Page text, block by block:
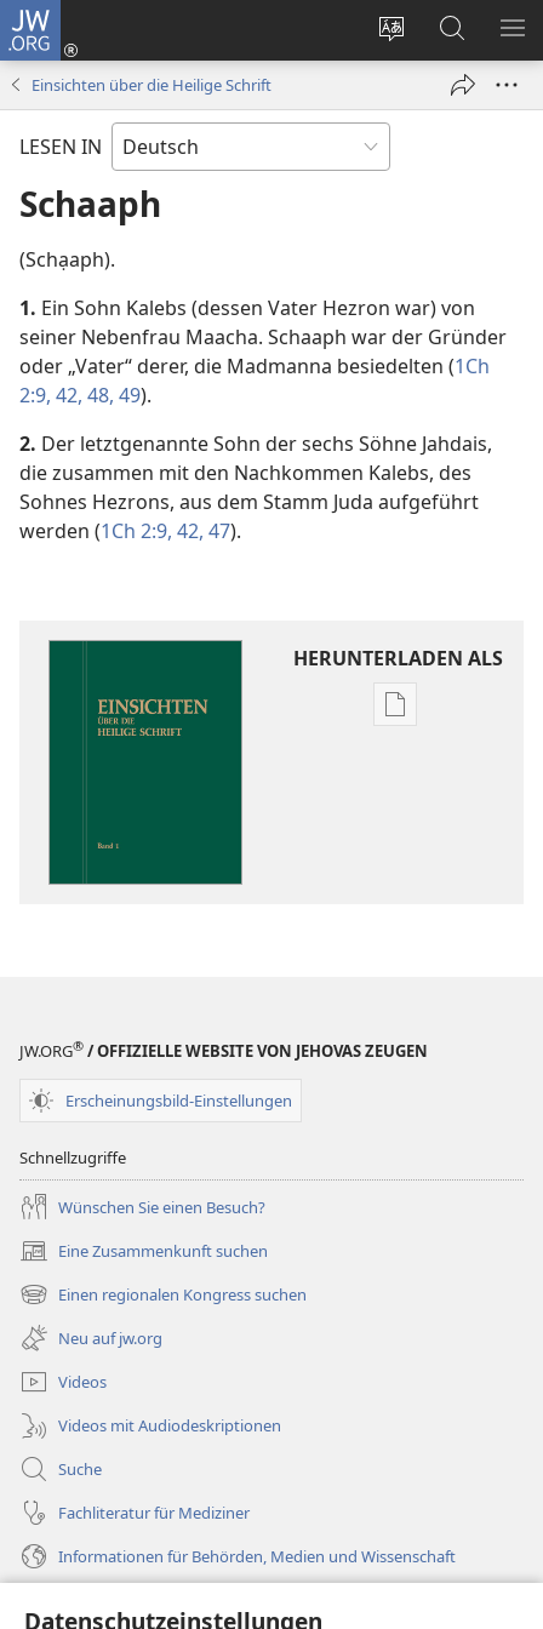
Datenschutzeinstellungen
JW.ORG
Websitesprache
ändern
Anmelden
(öffnet
Suche
Einsichten über die Heilige Schrift
LESEN IN
Schaaph
(Schạaph).
1. Ein Sohn Kalebs (dessen Vater Hezron war) von
seiner Nebenfrau Maacha. Schaaph war der Gründer
oder „Vater“ derer, die Madmanna besiedelten (1Ch
2:9, 42, 48, 49).
2. Der letztgenannte Sohn der sechs Söhne Jahdais,
die zusammen mit den Nachkommen Kalebs, des
Sohnes Hezrons, aus dem Stamm Juda aufgeführt
werden (1Ch 2:9, 42, 47).
HERUNTERLADEN ALS
JW.ORG® / OFFIZIELLE WEBSITE VON JEHOVAS ZEUGEN
Erscheinungsbild-Einstellungen
Schnellzugriffe
Wünschen Sie einen Besuch?
Eine Zusammenkunft suchen
(öffnet
neues
Fenster)
Einen regionalen Kongress suchen
(öffnet
neues
Fenster)
Neu auf jw.org
Videos
Videos mit Audiodeskriptionen
Suche
Fachliteratur für Mediziner
Informationen für Behörden, Medien und Wissenschaft